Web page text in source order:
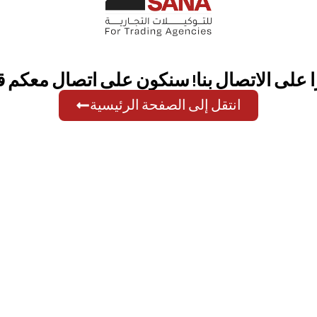
على الاتصال بنا! سنكون على اتصال معكم
انتقل إلى الصفحة الرئيسية